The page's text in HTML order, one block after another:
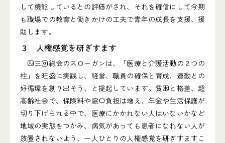
して機能しているとの評価がされ、それを確信にして今期
も職場での教育と働きかけの工夫で青年の成長を支援、援
助します。
３ 人権感覚を研ぎすます
四三回総会のスローガンは、「医療と介護活動の２つの
柱」を旺盛に実践し、経営、職員の確保と育成、運動との
好循環を創り出そう、と提起しています。貧困と格差、超
高齢社会で、保険料や窓口負担は増え、年金や生活保護が
切り下げられる中で、医療にかかれない人はいないかなど
地域の実態をつかみ、病気があっても患者になれない人が
放置されないよう、一人ひとりの人権感覚を研ぎすますこ